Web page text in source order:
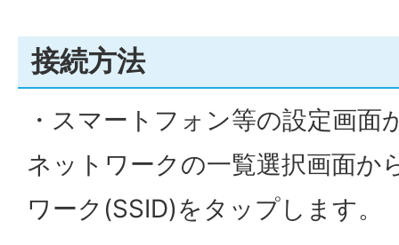
接続方法
・スマートフォン等の設定画
ネットワークの一覧選択画面か
ワーク(SSID)をタップします。